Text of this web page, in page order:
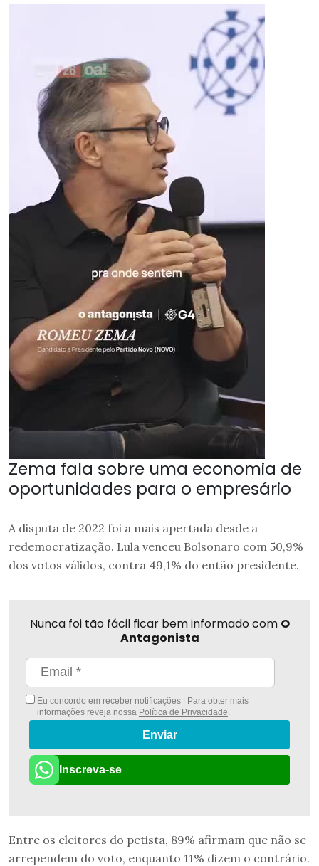
Zema fala sobre uma economia de
oportunidades para o empresário
A disputa de 2022 foi a mais apertada desde a
redemocratização. Lula venceu Bolsonaro com 50,9%
dos votos válidos, contra 49,1% do então presidente.
Nunca foi tão fácil ficar bem informado com O
Antagonista
Eu concordo em receber notificações | Para obter mais
informações reveja nossa Política de Privacidade
Enviar
Inscreva-se
Entre os eleitores do petista, 89% afirmam que não se
arrependem do voto, enquanto 11% dizem o contrário.